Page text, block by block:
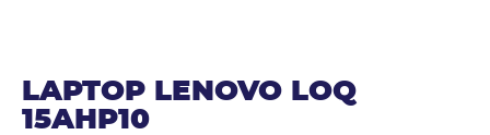
LAPTOP LENOVO LOQ
15AHP10